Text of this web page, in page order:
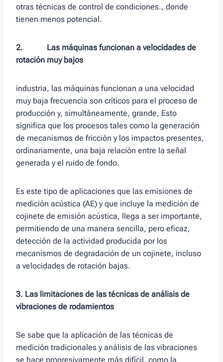
otras técnicas de control de condiciones., donde
tienen menos potencial.
2. Las máquinas funcionan a velocidades de
rotación muy bajos
industria, las máquinas funcionan a una velocidad
muy baja frecuencia son críticos para el proceso de
producción y, simultáneamente, grande, Esto
significa que los procesos tales como la generación
de mecanismos de fricción y los impactos presentes,
ordinariamente, una baja relación entre la señal
generada y el ruido de fondo.
Es este tipo de aplicaciones que las emisiones de
medición acústica (AE) y que incluye la medición de
cojinete de emisión acústica, llega a ser importante,
permitiendo de una manera sencilla, pero eficaz,
detección de la actividad producida por los
mecanismos de degradación de un cojinete, incluso
a velocidades de rotación bajas.
3. Las limitaciones de las técnicas de análisis de
vibraciones de rodamientos
Se sabe que la aplicación de las técnicas de
medición tradicionales y análisis de las vibraciones
se hace progresivamente más difícil, como la